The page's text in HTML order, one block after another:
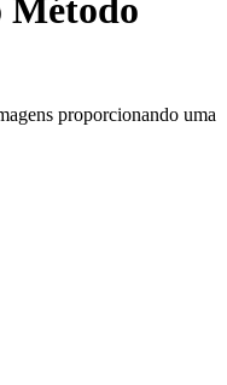
Método
proporcionando uma